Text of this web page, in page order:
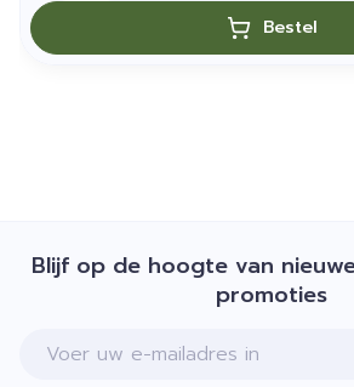
Bestel
Blijf op de hoogte van
promoties
E-mail adres